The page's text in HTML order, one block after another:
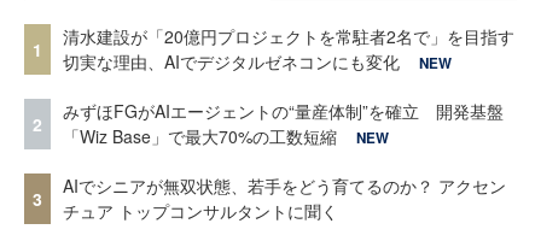
1
清水建設が「20億円プロジェクトを常駐者2名で」を目指す
切実な理由、AIでデジタルゼネコンにも変化
NEW
2
みずほFGがAIエージェントの“量産体制”を確立 開発基盤
「Wiz Base」で最大70%の工数短縮
NEW
3
AIでシニアが無双状態、若手をどう育てるのか？ アクセン
チュア トップコンサルタントに聞く